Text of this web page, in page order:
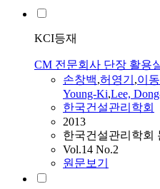
KCI등재
CM 전문회사 단장 활용
손창백,허영기 ,이
Young-Ki,Lee,
한국건설관리학회
2013
한국건설관리학회
Vol.14 No.2
원문보기